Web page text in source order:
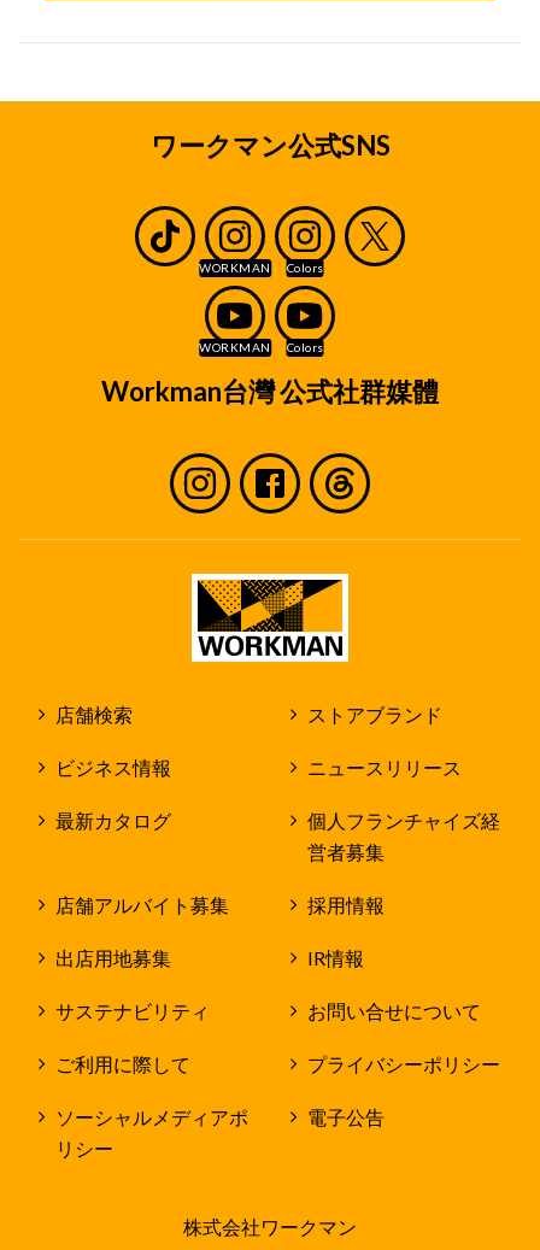
ワークマン公式SNS
Workman台灣 公式社群媒體
店舗検索 ストアブランド
ビジネス情報 ニュースリリース
最新カタログ
個人フランチャイズ経
営者募集
店舗アルバイト募集 採用情報
出店用地募集 IR情報
サステナビリティ お問い合せについて
ご利用に際して プライバシーポリシー
ソーシャルメディアポ
リシー
電子公告
株式会社ワークマン